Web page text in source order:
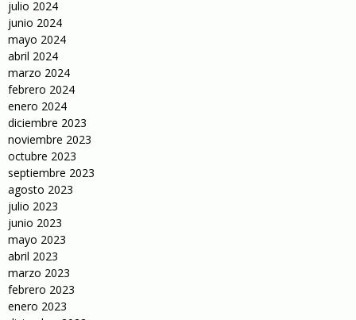
julio 2024
junio 2024
mayo 2024
abril 2024
marzo 2024
febrero 2024
enero 2024
diciembre 2023
noviembre 2023
octubre 2023
septiembre 2023
agosto 2023
julio 2023
junio 2023
mayo 2023
abril 2023
marzo 2023
febrero 2023
enero 2023